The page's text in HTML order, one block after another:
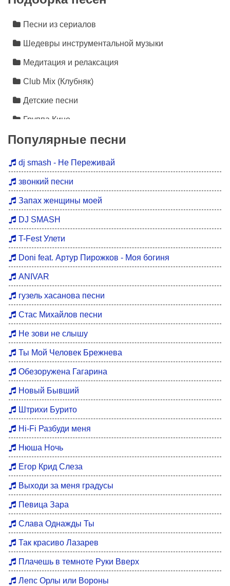
Песни из сериалов
Шедевры инструментальной музыки
Медитация и релаксация
Club Mix (Клубняк)
Детские песни
Группа Кино
Лезгинка
Инструментальная музыка
Песни про любовь
Дискотека 90
Хиты 80
Восточные хиты
Мотивация для тренировок
DFM Remix
Популярные песни
dj smash - Не Переживай
звонкий песни
Запах женщины моей
DJ SMASH
T-Fest Улети
Doni feat. Артур Пирожков - Моя богиня
ANIVAR
гузель хасанова песни
Стас Михайлов песни
Не зови не слышу
Ты Мой Человек Брежнева
Обезоружена Гагарина
Новый Бывший
Штрихи Бурито
Hi-Fi Разбуди меня
Нюша Ночь
Егор Крид Слеза
Выходи за меня градусы
Певица Зара
Слава Однажды Ты
Так красиво Лазарев
Плачешь в темноте Руки Вверх
Лепс Орлы или Вороны